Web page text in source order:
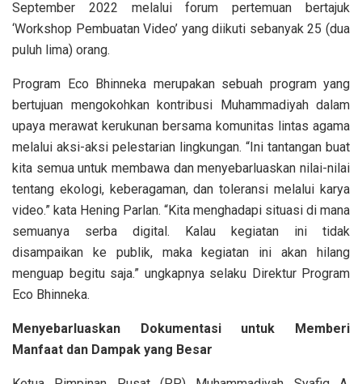
September 2022 melalui forum pertemuan bertajuk
‘Workshop Pembuatan Video’ yang diikuti sebanyak 25 (dua
puluh lima) orang.
Program Eco Bhinneka merupakan sebuah program yang
bertujuan mengokohkan kontribusi Muhammadiyah dalam
upaya merawat kerukunan bersama komunitas lintas agama
melalui aksi-aksi pelestarian lingkungan. “Ini tantangan buat
kita semua untuk membawa dan menyebarluaskan nilai-nilai
tentang ekologi, keberagaman, dan toleransi melalui karya
video.” kata Hening Parlan. “Kita menghadapi situasi di mana
semuanya serba digital. Kalau kegiatan ini tidak
disampaikan ke publik, maka kegiatan ini akan hilang
menguap begitu saja.” ungkapnya selaku Direktur Program
Eco Bhinneka.
Menyebarluaskan Dokumentasi untuk Memberi
Manfaat dan Dampak yang Besar